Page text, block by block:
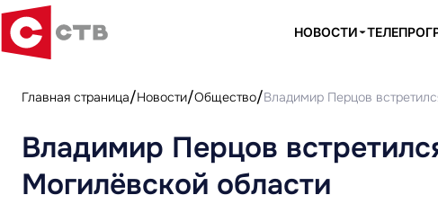
НОВОСТИ
Главная страница Новости Общество Владимир Перцов
Владимир Перцов
Могилёвской области